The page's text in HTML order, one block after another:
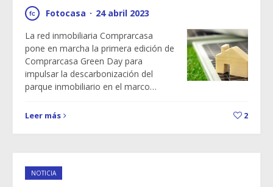
Fotocasa · 24 abril 2023
La red inmobiliaria Comprarcasa
pone en marcha la primera edición de
Comprarcasa Green Day para
impulsar la descarbonización del
parque inmobiliario en el marco…
Leer más 2
NOTICIA